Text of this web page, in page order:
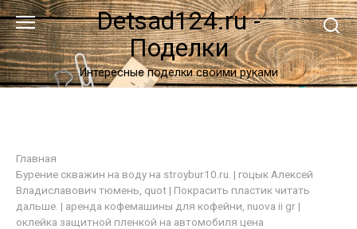
Перейти
к
контенту
Detsad124.ru -
Поделки
Интересные поделки своими руками
Главная
Бурение скважин на воду на stroybur10.ru . | гоцык Алексей
Владиславович тюмень , quot | Покрасить пластик читать
дальше . | аренда кофемашины для кофейни, nuova ii gr |
оклейка защитной пленкой на автомобиля цена